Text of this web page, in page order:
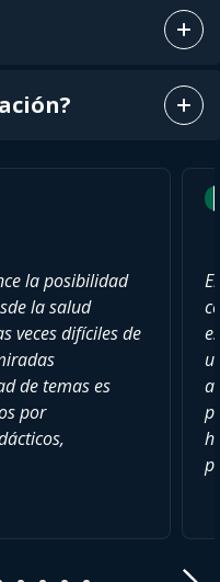
la posibilidad
la salud
veces difíciles de
de temas es
por